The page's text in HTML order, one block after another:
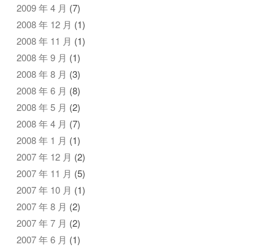
2009 年 4 月 (7)
2008 年 12 月 (1)
2008 年 11 月 (1)
2008 年 9 月 (1)
2008 年 8 月 (3)
2008 年 6 月 (8)
2008 年 5 月 (2)
2008 年 4 月 (7)
2008 年 1 月 (1)
2007 年 12 月 (2)
2007 年 11 月 (5)
2007 年 10 月 (1)
2007 年 8 月 (2)
2007 年 7 月 (2)
2007 年 6 月 (1)